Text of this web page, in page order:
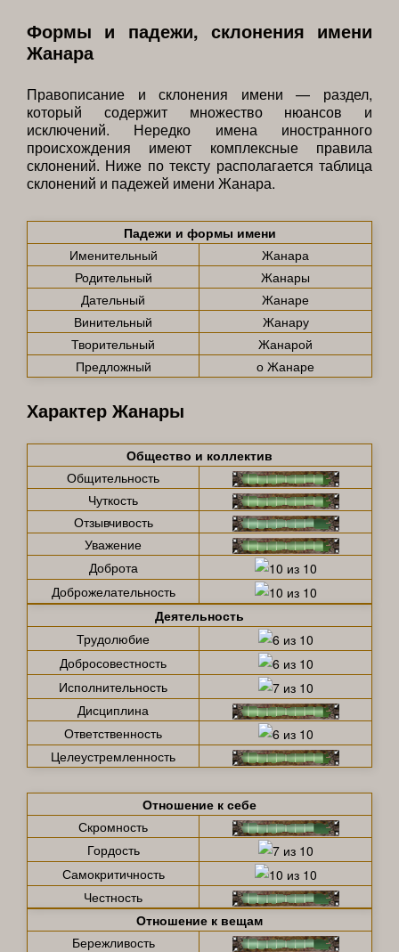
Формы и падежи, склонения имени
Жанара
Правописание и склонения имени — раздел,
который содержит множество нюансов и
исключений. Нередко имена иностранного
происхождения имеют комплексные правила
склонений. Ниже по тексту располагается таблица
склонений и падежей имени Жанара.
Падежи и формы имени
Именительный
Жанара
Родительный
Жанары
Дательный
Жанаре
Винительный
Жанару
Творительный
Жанарой
Предложный
о Жанаре
Характер Жанары
Общество и коллектив
Общительность
Чуткость
Отзывчивость
Уважение
Доброта
Доброжелательность
Деятельность
Трудолюбие
Добросовестность
Исполнительность
Дисциплина
Ответственность
Целеустремленность
Отношение к себе
Скромность
Гордость
Самокритичность
Честность
Отношение к вещам
Бережливость